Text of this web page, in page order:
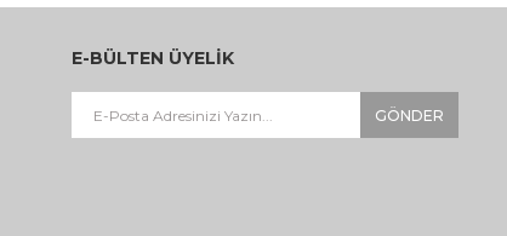
E-BÜLTEN ÜYELİK
GÖNDER